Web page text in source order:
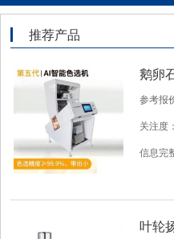
推荐产品
鹅卵
参考报
关注度
信息完
叶轮